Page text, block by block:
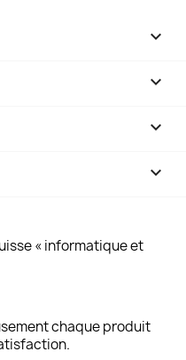



keyboard_arrow_down
« informatique et
chaque produit